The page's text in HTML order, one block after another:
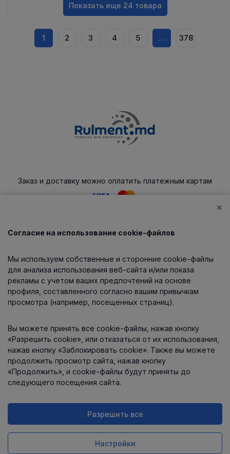
Показать еще 24 товара
1 2 3 4 5 … 378
Заказ и доставку можно оплатить платежным картам
Каталог
О компании
Информация
Контакты
Интернет-магазин работает
×
Согласие на использование cookie-файлов
Мы используем собственные и сторонние cookie-файлы
для анализа использования веб-сайта и/или показа
рекламы с учетом ваших предпочтений на основе
профиля, составленного согласно вашим привычкам
просмотра (например, посещенных страниц).
Вы можете принять все cookie-файлы, нажав кнопку
«Разрешить cookie», или отказаться от их использования,
нажав кнопку «Заблокировать cookie». Также вы можете
продолжить просмотр сайта, нажав кнопку
«Продолжить», и cookie-файлы будут приняты до
следующего посещения сайта.
Разрешить все
Настройки